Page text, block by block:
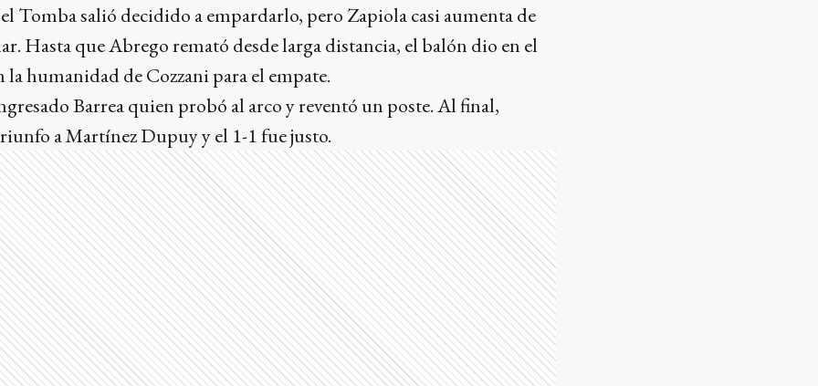
Tomba salió decidido a empardarlo, pero Zapiola casi aumenta de
Hasta que Abrego remató desde larga distancia, el balón dio en el
humanidad de Cozzani para el empate.
Barrea quien probó al arco y reventó un poste. Al final,
a Martínez Dupuy y el 1-1 fue justo.